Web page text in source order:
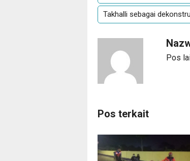
Takhalli sebagai
Pos
Pos terkait